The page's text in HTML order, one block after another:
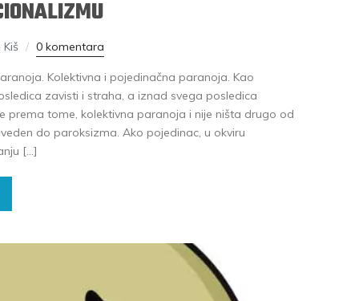
0 komentara
Kolektivna i pojedinačna paranoja. Kao
zavisti i straha, a iznad svega posledica
prema tome, kolektivna paranoja i nije ništa drugo od
do paroksizma. Ako pojedinac, u okviru
[…]